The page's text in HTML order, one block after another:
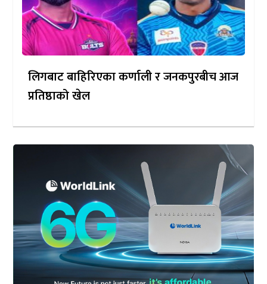
लिगबाट बाहिरिएका कर्णाली र जनकपुरबीच आज
प्रतिष्ठाको खेल